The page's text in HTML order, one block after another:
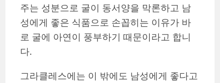
주는 성분으로 굴이 동서양을 막론하고 남
성에게 좋은 식품으로 손꼽히는 이유가 바
로 굴에 아연이 풍부하기 때문이라고 합니
다.
그라클레스에는 이 밖에도 남성에게 좋다고